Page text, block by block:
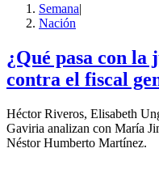
Semana|
Nación
¿Qué pasa con la
contra el fiscal
Héctor Riveros, Elisabeth
Gaviria analizan con María
Néstor Humberto Martínez.